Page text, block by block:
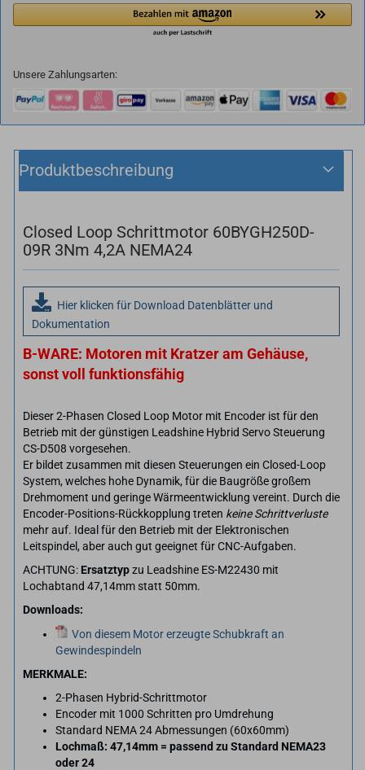
Unsere Zahlungsarten:
Produktbeschreibung
Closed Loop Schrittmotor 60BYGH250D-
09R 3Nm 4,2A NEMA24
Hier klicken für Download Datenblätter und
Dokumentation
B-WARE: Motoren mit Kratzer am Gehäuse,
sonst voll funktionsfähig
Dieser 2-Phasen Closed Loop Motor mit Encoder ist für den
Betrieb mit der günstigen Leadshine Hybrid Servo Steuerung
CS-D508 vorgesehen.
Er bildet zusammen mit diesen Steuerungen ein Closed-Loop
System, welches hohe Dynamik, für die Baugröße großem
Drehmoment und geringe Wärmeentwicklung vereint. Durch die
Encoder-Positions-Rückkopplung treten keine Schrittverluste
mehr auf. Ideal für den Betrieb mit der Elektronischen
Leitspindel, aber auch gut geeignet für CNC-Aufgaben.
ACHTUNG: Ersatztypzu Leadshine ES-M22430 mit
Lochabtand 47,14mm statt 50mm.
Downloads:
Von diesem Motor erzeugte Schubkraft an
Gewindespindeln
MERKMALE:
2-Phasen Hybrid-Schrittmotor
Encoder mit 1000 Schritten pro Umdrehung
Standard NEMA 24 Abmessungen (60x60mm)
Lochmaß: 47,14mm = passend zu Standard NEMA23
oder 24